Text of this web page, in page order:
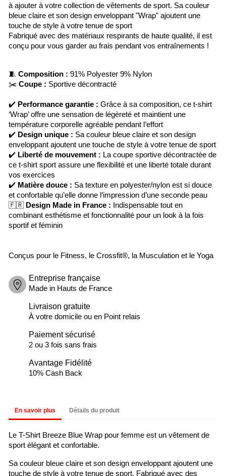
à ajouter à votre collection de vêtements de sport. Sa couleur
bleue claire et son design enveloppant "Wrap" ajoutent une
touche de style à votre tenue de sport
Fabriqué avec des matériaux respirants de haute qualité, il est
conçu pour vous garder au frais pendant vos entraînements !
🧵 Composition : 91% Polyester 9% Nylon
✂️Coupe : Sportive décontracté
✔️ Performance garantie : Grâce à sa composition, ce t-shirt
‘Wrap’ offre une sensation de légèreté et maintient une
température corporelle agréable pendant l’effort
✔️ Design unique : Sa couleur bleue claire et son design
enveloppant ajoutent une touche de style à votre tenue de sport
✔️ Liberté de mouvement : La coupe sportive décontractée de
ce t-shirt sport assure une flexibilité et une liberté totale durant
vos exercices
✔️ Matière douce : Sa texture en polyester/nylon est si douce
et confortable qu’elle donne l’impression d’une seconde peau
🇫🇷 Design Made in France : Indispensable tout en
combinant esthétisme et fonctionnalité pour un look à la fois
sportif et féminin
Conçus pour le Fitness, le Crossfit®, la Musculation et le Yoga
Entreprise française
Made in Hauts de France
Livraison gratuite
À votre domicile ou en Point relais
Paiement sécurisé
2 ou 3 fois sans frais
Avantage Fidélité
10% Cash Back
En savoir plus Détails du produit
Le T-Shirt Breeze Blue Wrap pour femme est un vêtement de
sport élégant et confortable.
Sa couleur bleue claire et son design enveloppant ajoutent une
touche de style à votre tenue de sport. Fabriqué avec des